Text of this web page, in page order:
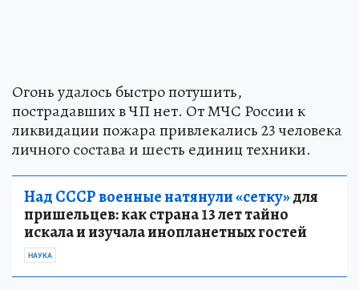
Огонь удалось быстро потушить,
пострадавших в ЧП нет. От МЧС России к
ликвидации пожара привлекались 23 человека
личного состава и шесть единиц техники.
Над СССР военные натянули «сетку»для
пришельцев: как страна 13 лет тайно
искала и изучала инопланетных гостей
НАУКА